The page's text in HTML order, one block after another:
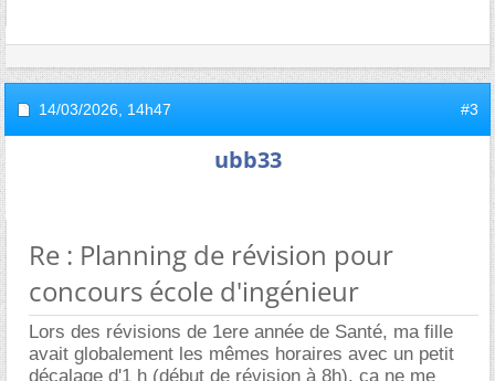
14/03/2026, 14h47 #3
ubb33
Re : Planning de révision pour
concours école d'ingénieur
Lors des révisions de 1ere année de Santé, ma fille
avait globalement les mêmes horaires avec un petit
décalage d'1 h (début de révision à 8h). ça ne me